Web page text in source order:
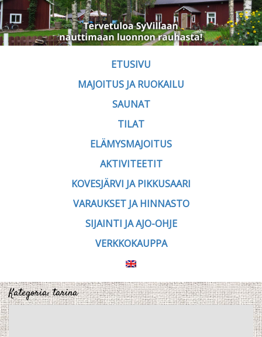
ETUSIVU
MAJOITUS JA RUOKAILU
SAUNAT
TILAT
ELÄMYSMAJOITUS
AKTIVITEETIT
KOVESJÄRVI JA PIKKUSAARI
VARAUKSET JA HINNASTO
SIJAINTI JA AJO-OHJE
VERKKOKAUPPA
Kategoria:tarina